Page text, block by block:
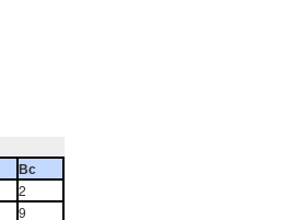
Вс
2
9